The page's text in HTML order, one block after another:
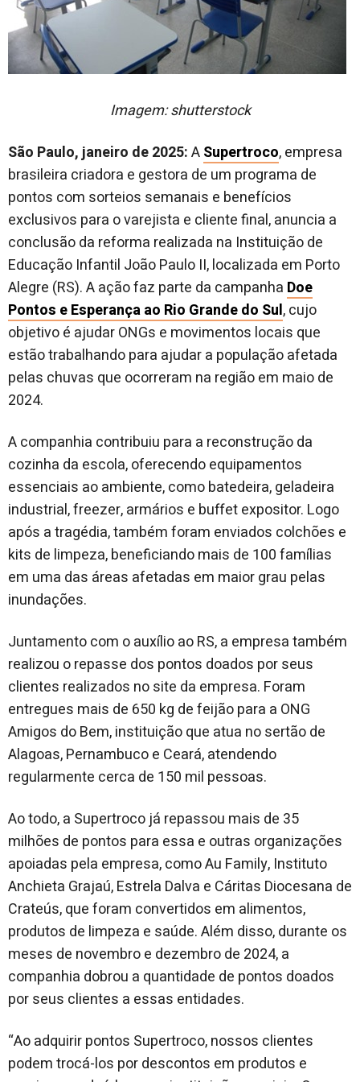
Imagem: shutterstock
São Paulo,janeiro de 2025:ASupertroco, empresa
brasileira criadora e gestora de um programa de
pontos com sorteios semanais e benefícios
exclusivos para o varejista e cliente final, anuncia a
conclusão da reforma realizada na Instituição de
Educação Infantil João Paulo II, localizada em Porto
Alegre (RS). A ação faz parte da campanha Doe
Pontos e Esperança ao Rio Grande do Sul, cujo
objetivo é ajudar ONGs e movimentos locais que
estão trabalhando para ajudar a população afetada
pelas chuvas que ocorreram na região em maio de
2024.
A companhia contribuiu para a reconstrução da
cozinha da escola, oferecendo equipamentos
essenciais ao ambiente, como batedeira, geladeira
industrial, freezer, armários e buffet expositor. Logo
após a tragédia, também foram enviados colchões e
kits de limpeza, beneficiando mais de 100 famílias
em uma das áreas afetadas em maior grau pelas
inundações.
Juntamento com o auxílio ao RS, a empresa também
realizou o repasse dos pontos doados por seus
clientes realizados no site da empresa. Foram
entregues mais de 650 kg de feijão para a ONG
Amigos do Bem, instituição que atua no sertão de
Alagoas, Pernambuco e Ceará, atendendo
regularmente cerca de 150 mil pessoas.
Ao todo, a Supertroco já repassou mais de 35
milhões de pontos para essa e outras organizações
apoiadas pela empresa, como Au Family, Instituto
Anchieta Grajaú,Estrela Dalva e Cáritas Diocesana de
Crateús, que foram convertidos em alimentos,
produtos de limpeza e saúde. Além disso,durante os
meses de novembro e dezembro de 2024, a
companhia dobrou a quantidade de pontos doados
por seus clientes a essas entidades.
“Ao adquirir pontos Supertroco, nossos clientes
podem trocá-los por descontos em produtos e